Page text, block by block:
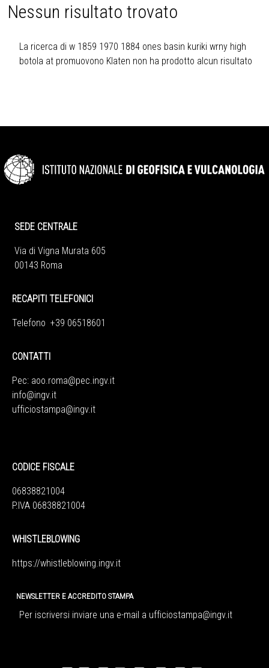
Nessun risultato trovato
La ricerca di w 1859 1970 1884 ones basin kuriki wrny high
botola at promuovono Klaten non ha prodotto alcun risultato
SEDE CENTRALE
Via di Vigna Murata 605
00143 Roma
RECAPITI TELEFONICI
Telefono +39 06518601
CONTATTI
Pec: aoo.roma@pec.ingv.it
info@ingv.it
ufficiostampa@ingv.it
CODICE FISCALE
06838821004
P.IVA 06838821004
WHISTLEBLOWING
https://whistleblowing.ingv.it
NEWSLETTER E ACCREDITO STAMPA
Per iscriversi inviare una e-mail a ufficiostampa@ingv.it